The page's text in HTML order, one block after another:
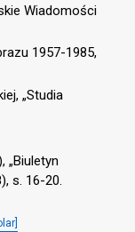
Wiadomości
1957-1985,
„Studia
„Biuletyn
s. 16-20.